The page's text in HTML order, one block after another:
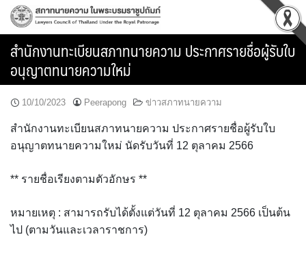
Skip
content
สำนักงานทะเบียนสภาทนายความ ประกาศรายชื่อผู้รับใบ
อนุญาตทนายความใหม่
10/10/2023 Peerapong ข่าวสภาทนายความ
สำนักงานทะเบียนสภาทนายความ ประกาศรายชื่อผู้รับใบ
อนุญาตทนายความใหม่ นัดรับวันที่ 12 ตุลาคม 2566
** รายชื่อเรียงตามตัวอักษร **
หมายเหตุ : สามารถรับได้ตั้งแต่วันที่ 12 ตุลาคม 2566 เป็นต้น
ไป (ตามวันและเวลาราชการ)